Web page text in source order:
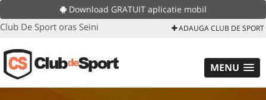
Download GRATUIT aplicatie mobil
Club De Sport oras Seini ADAUGA CLUB DE SPORT
MENU